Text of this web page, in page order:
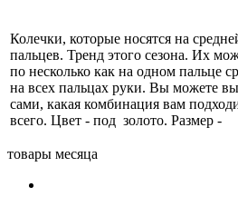
Колечки, которые носятся на
пальцев. Тренд этого сезона. Их
по несколько как на одном пальце
на всех пальцах руки. Вы можете
сами, какая комбинация вам
всего. Цвет - под золото. Размер -
товары месяца